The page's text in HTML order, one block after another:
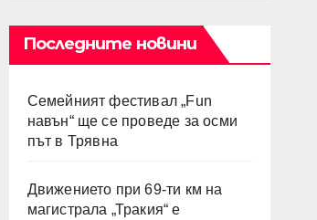
Последните новини
Семейният фестивал „Fun
навън“ ще се проведе за осми
път в Трявна
Движението при 69-ти км на
магистрала „Тракия“ е